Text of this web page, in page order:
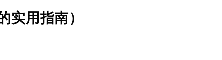
实用指南）